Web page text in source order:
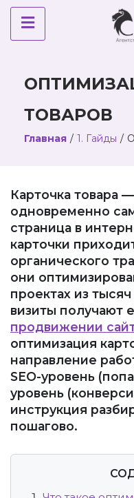
ТОВАРОВ
Главная / 1. Гайды /
Карточка товара
одновременно
страница в
карточки
органического
они
проектах из
визиты получают
продвижении
оптимизация
направление
SEO-уровень
уровень
инструкция
пошагово.